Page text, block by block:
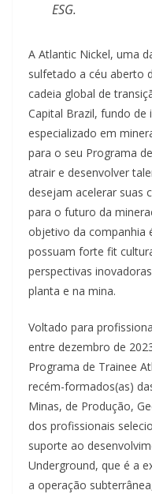
ESG.
A Atlantic Nickel, uma
sulfetado a céu aberto
cadeia global de
Capital Brazil, fundo
especializado em
para o seu Programa
atrair e desenvolver
desejam acelerar suas
para o futuro da
objetivo da companhia
possuam forte fit
perspectivas
planta e na mina.
Voltado para
entre dezembro de
Programa de Trainee
recém-formados(as)
Minas, de Produção,
dos profissionais
suporte ao
Underground, que é a
a operação